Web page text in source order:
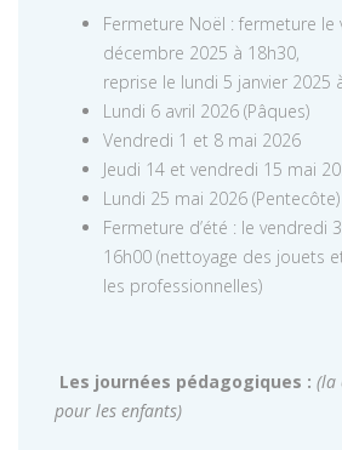
Fermeture Noël : fermeture le
décembre 2025 à 18h30,
reprise le lundi 5 janvier 2025
Lundi 6 avril 2026 (Pâques)
Vendredi 1 et 8 mai 2026
Jeudi 14 et vendredi 15 mai
Lundi 25 mai 2026 (Pentecôte)
Fermeture d’été : le vendredi
16h00 (nettoyage des jouets
les professionnelles)
Les journées pédagogiques : (la
pour les enfants)